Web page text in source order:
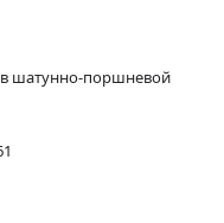
шатунно-поршневой